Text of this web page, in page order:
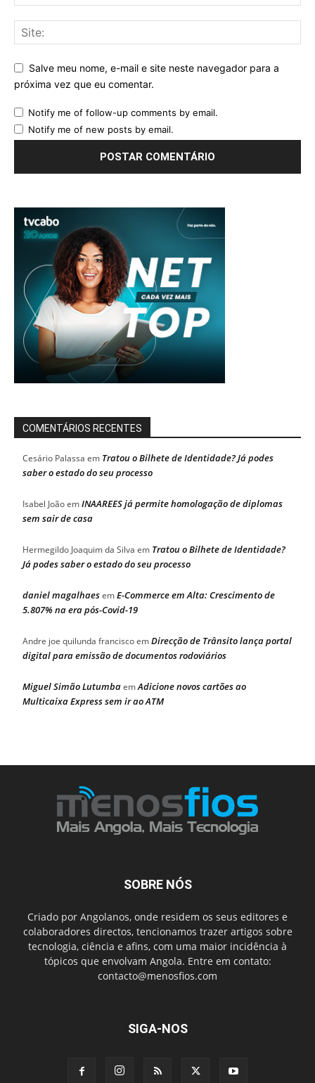
Salve meu nome, e-mail e site neste navegador para a
próxima vez que eu comentar.
Notify me of follow-up comments by email.
Notify me of new posts by email.
COMENTÁRIOS RECENTES
Cesário Palassa em Tratou o Bilhete de Identidade? Já podes
saber o estado do seu processo
Isabel JoãoemINAAREES já permite homologação de diplomas
sem sair de casa
Hermegildo Joaquim da Silva em Tratou o Bilhete de Identidade?
Já podes saber o estado do seu processo
daniel magalhaesemE-Commerce em Alta: Crescimento de
5.807% na era pós-Covid-19
Andre joe quilunda franciscoemDirecção de Trânsito lança portal
digital para emissão de documentos rodoviários
Miguel Simão LutumbaemAdicione novos cartões ao
Multicaixa Express sem ir ao ATM
SOBRE NÓS
Criado por Angolanos, onde residem os seus editores e
colaboradores directos, tencionamos trazer artigos sobre
tecnologia, ciência e afins, com uma maior incidência à
tópicos que envolvam Angola. Entre em contato:
contacto@menosfios.com
SIGA-NOS